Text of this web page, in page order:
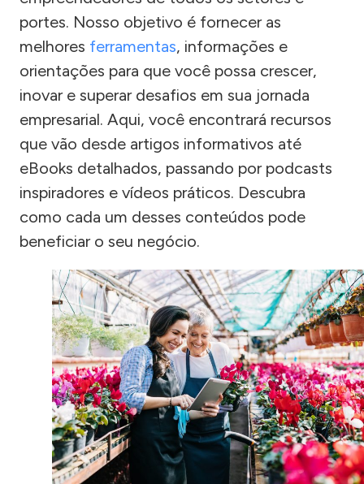
portes. Nosso objetivo é fornecer as
melhores ferramentas, informações e
orientações para que você possa crescer,
inovar e superar desafios em sua jornada
empresarial. Aqui, você encontrará recursos
que vão desde artigos informativos até
eBooks detalhados, passando por podcasts
inspiradores e vídeos práticos. Descubra
como cada um desses conteúdos pode
beneficiar o seu negócio.